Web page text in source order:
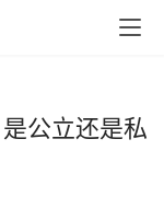
公立还是私